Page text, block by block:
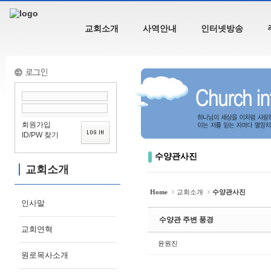
교회소개 사역안내 인터넷방송
회원가입
ID/PW 찾기
교회소개
인사말
교회연혁
원로목사소개
수양관사진
Home 교회소개 수양관사진
수양관 주변 풍경
윤원진
Sketchbook5, 스케치북5
Sketchbook5, 스케치북5